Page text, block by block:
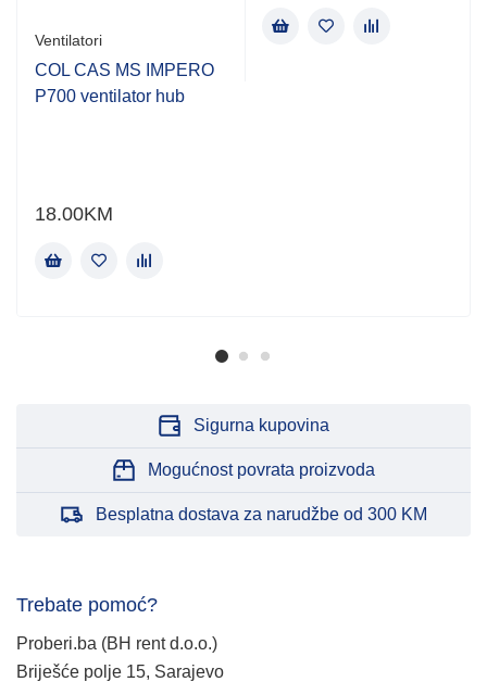
Ventilatori
COL CAS MS IMPERO
P700 ventilator hub
18.00KM
Sigurna kupovina
Mogućnost povrata proizvoda
Besplatna dostava za narudžbe od 300 KM
Trebate pomoć?
Proberi.ba (BH rent d.o.o.)
Briješće polje 15, Sarajevo